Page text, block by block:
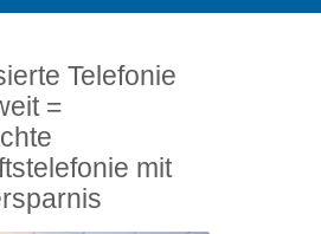
Telefonie
=
mit